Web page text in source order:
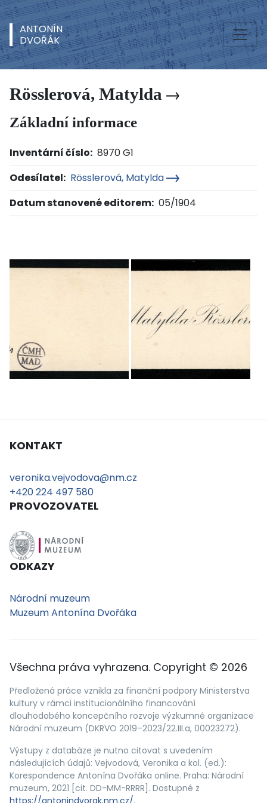
ANTONÍN
DVOŘÁK
Rösslerová, Matylda
Základní informace
Inventární číslo: 8970 G1
Odesílatel: Rösslerová, Matylda
Datum stanovené editorem: 05/1904
KONTAKT
veronika.vejvodova@nm.cz
+420 224 497 580
PROVOZOVATEL
ODKAZY
Národní muzeum
Muzeum Antonína Dvořáka
Všechna práva vyhrazena. Copyright © 2026
Předložená práce vznikla za finanční podpory Ministerstva
kultury v rámci institucionálního financování
dlouhodobého koncepčního rozvoje výzkumné organizace
Národní muzeum (DKRVO 2019–2023/22.III.a, 00023272).
Výstupy z databáze je nutno citovat s uvedením
následujících údajů: Vejvodová, Veronika a kol. (ed.):
Korespondence Antonína Dvořáka online. Praha: Národní
muzeum, 2021 [cit. DD-MM-RRRR]. Dostupné z
https://antonindvorak.nm.cz/.